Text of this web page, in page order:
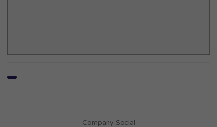
Company Social